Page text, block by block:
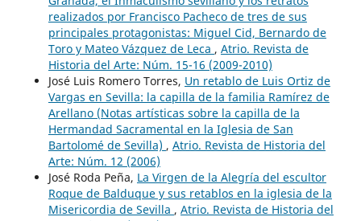
realizados por Francisco Pacheco de tres de sus
principales protagonistas: Miguel Cid, Bernardo de
Toro y Mateo Vázquez de Leca , Atrio. Revista de
Historia del Arte: Núm. 15-16 (2009-2010)
José Luis Romero Torres, Un retablo de Luis Ortiz de
Vargas en Sevilla: la capilla de la familia Ramírez de
Arellano (Notas artísticas sobre la capilla de la
Hermandad Sacramental en la Iglesia de San
Bartolomé de Sevilla) , Atrio. Revista de Historia del
Arte: Núm. 12 (2006)
José Roda Peña, La Virgen de la Alegría del escultor
Roque de Balduque y sus retablos en la iglesia de la
Misericordia de Sevilla , Atrio. Revista de Historia del